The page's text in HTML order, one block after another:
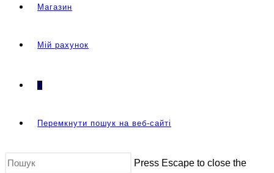
Магазин
Мій рахунок
0
Перемкнути пошук на веб-сайті
Press Escape to close the